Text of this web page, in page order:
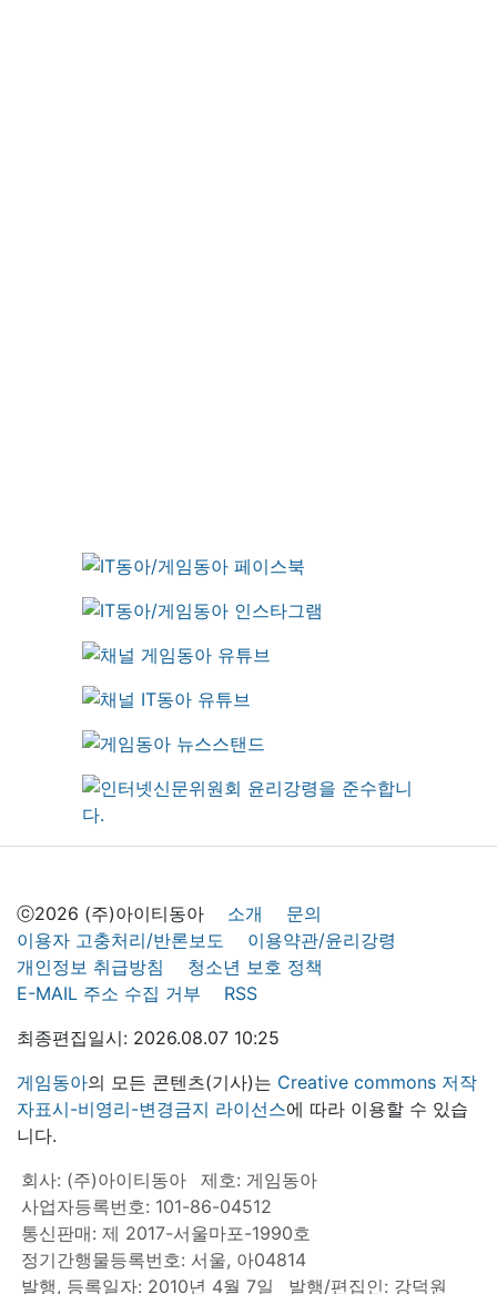
ⓒ2026 (주)아이티동아 소개
문의
이용자 고충처리/반론보도
이용약관/윤리강령
개인정보 취급방침
청소년 보호 정책
E-MAIL 주소 수집 거부
RSS
최종편집일시: 2026.08.07 10:25
게임동아의 모든 콘텐츠(기사)는 Creative commons 저작
자표시-비영리-변경금지 라이선스에 따라 이용할 수 있습
니다.
회사: (주)아이티동아
제호: 게임동아
사업자등록번호: 101-86-04512
통신판매: 제 2017-서울마포-1990호
정기간행물등록번호: 서울, 아04814
발행, 등록일자: 2010년 4월 7일
발행/편집인: 강덕원